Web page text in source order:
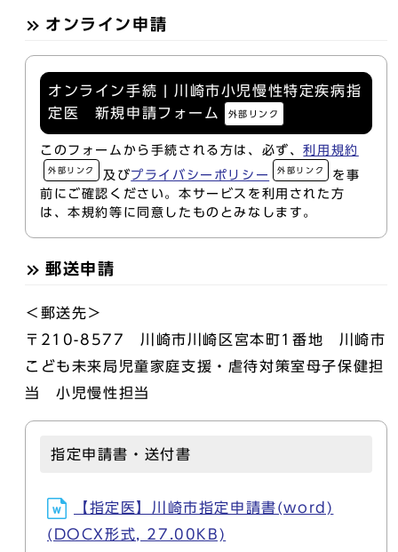
オンライン申請
オンライン手続 | 川崎市小児慢性特定疾病指
定医 新規申請フォーム
外部リンク
このフォームから手続される方は、必ず、利用規約
外部リンク 及びプライバシーポリシー 外部リンク
を事
前にご確認ください。本サービスを利用された方
は、本規約等に同意したものとみなします。
郵送申請
＜郵送先＞
〒210-8577 川崎市川崎区宮本町1番地 川崎市
こども未来局児童家庭支援・虐待対策室母子保健担
当 小児慢性担当
指定申請書・送付書
【指定医】川崎市指定申請書(word)
(DOCX形式, 27.00KB)